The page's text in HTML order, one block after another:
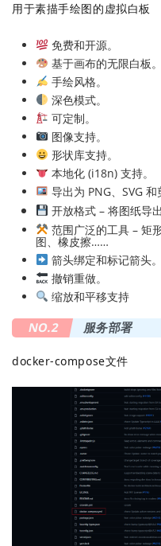
用于素描手绘图的虚拟白板
免费和开源。
基于画布的无限白板。
手绘风格。
深色模式。
可定制。
图像支持。
形状库支持。
本地化 (i18n) 支持。
导出为 PNG、SVG 和
开放格式 – 将图纸导
范围广泛的工具 – 矩
图、橡皮擦……
箭头绑定和标记箭头。
撤销重做。
缩放和平移支持
NO.2 服务部署
docker-compose文件